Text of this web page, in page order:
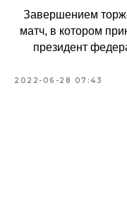
Завершением
матч, в котором
президент
2022-06-28 07:43